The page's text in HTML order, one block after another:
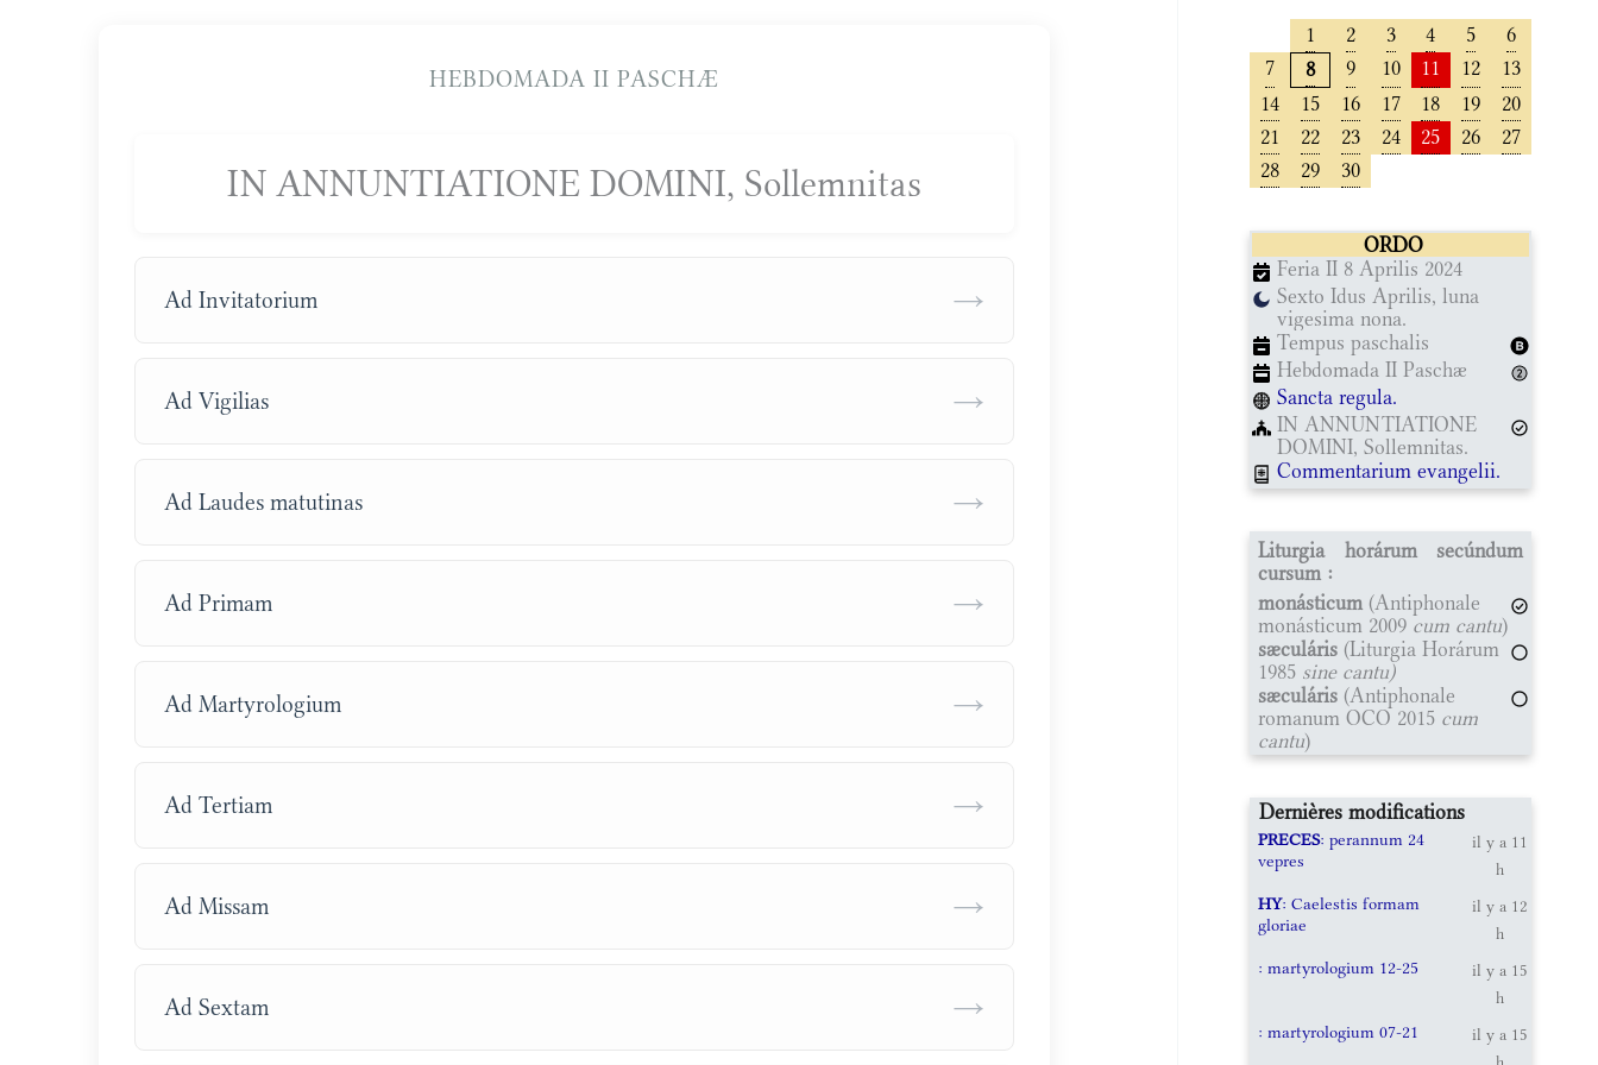
HEBDOMADA II PASCHÆ
IN ANNUNTIATIONE DOMINI, Sollemnitas
Ad Invitatorium →
Ad Vigilias →
Ad Laudes matutinas →
Ad Primam →
Ad Martyrologium →
Ad Tertiam →
Ad Missam →
Ad Sextam →
1 2 3 4 5
6
7
8 9 10 11 12
13
14
15 16 17 18 19
20
21
22 23 24 25 26
27
28
29 30
ORDO
Feria II 8 Aprilis 2024
Sexto Idus Aprilis, luna
vigesima nona.
Tempus paschalis
Hebdomada II Paschæ
Sancta regula.
IN ANNUNTIATIONE
DOMINI, Sollemnitas.
Commentarium evangelii.
Liturgia horárum secúndum
cursum :
monásticum (Antiphonale
monásticum 2009 cum cantu)
sæculáris (Liturgia Horárum
1985 sine cantu)
sæculáris (Antiphonale
romanum OCO 2015 cum
cantu)
Dernières modifications
PRECES: perannum 24
vepres
il y a 11
h
HY: Caelestis formam
gloriae
il y a 12
h
: martyrologium 12-25
il y a 15
h
: martyrologium 07-21
il y a 15
h